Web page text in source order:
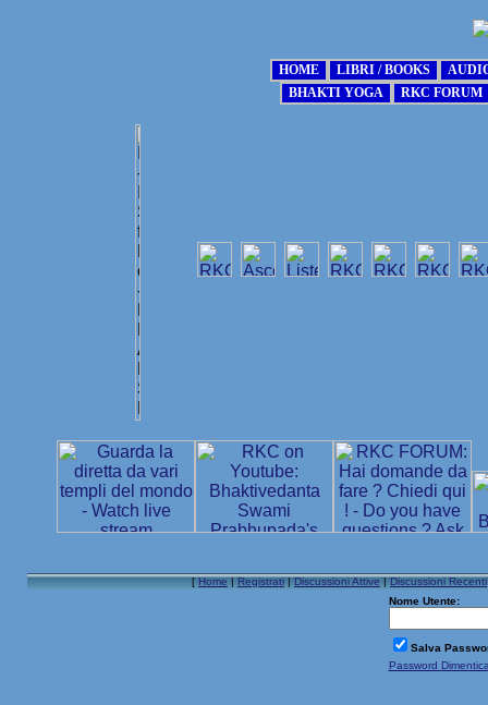
[Home|Registrati|Discussioni Attive|Discussioni Recenti
Nome Utente:
Salva
Password